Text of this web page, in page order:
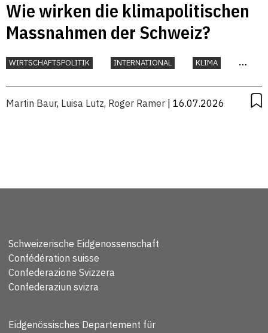
Wie wirken die klimapolitischen
Massnahmen der Schweiz?
WIRTSCHAFTSPOLITIK INTERNATIONAL
KLIMA
Martin Baur, Luisa Lutz, Roger Ramer | 16.07.2026
Schweizerische Eidgenossenschaft
Confédération suisse
Confederazione Svizzera
Confederaziun svizra
Eidgenössisches Departement für